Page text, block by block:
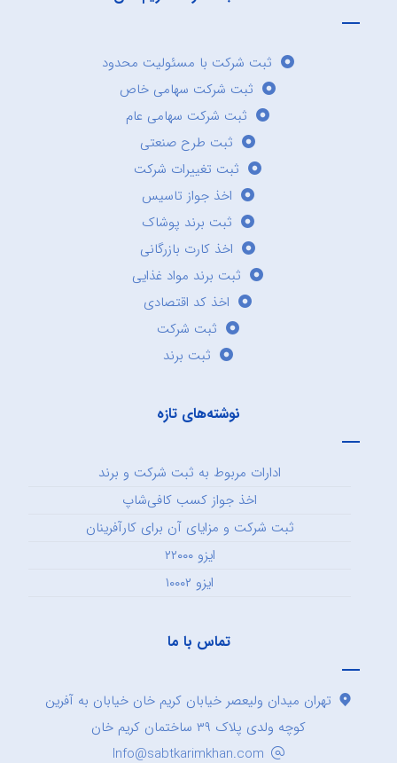
ثبت شرکت با مسئولیت محدود
ثبت شرکت سهامی خاص
ثبت شرکت سهامی عام
ثبت طرح صنعتی
ثبت تغییرات شرکت
اخذ جواز تاسیس
ثبت برند پوشاک
اخذ کارت بازرگانی
ثبت برند مواد غذایی
اخذ کد اقتصادی
ثبت شرکت
ثبت برند
نوشته‌های تازه
ادارات مربوط به ثبت شرکت و برند
اخذ جواز کسب کافی‌شاپ
ثبت شرکت و مزایای آن برای کارآفرینان
ایزو ۲۲۰۰۰
ایزو ۱۰۰۰۲
تماس با ما
تهران میدان ولیعصر خیابان کریم خان خیابان به آفرین
کوچه ولدی پلاک ۳۹ ساختمان کریم خان
Info@sabtkarimkhan.com